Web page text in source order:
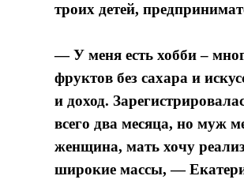
троих детей,
— У меня есть хобби –
фруктов без сахара и
и доход.
всего два месяца, но муж
женщина, мать хочу
широкие массы, —